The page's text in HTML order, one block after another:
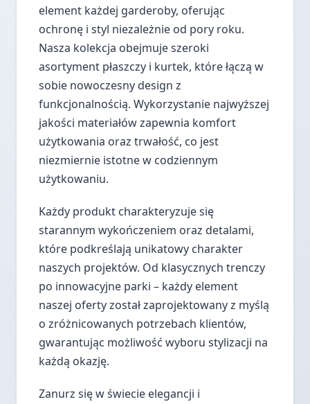
element każdej garderoby, oferując
ochronę i styl niezależnie od pory roku.
Nasza kolekcja obejmuje szeroki
asortyment płaszczy i kurtek, które łączą w
sobie nowoczesny design z
funkcjonalnością. Wykorzystanie najwyższej
jakości materiałów zapewnia komfort
użytkowania oraz trwałość, co jest
niezmiernie istotne w codziennym
użytkowaniu.
Każdy produkt charakteryzuje się
starannym wykończeniem oraz detalami,
które podkreślają unikatowy charakter
naszych projektów. Od klasycznych trenczy
po innowacyjne parki – każdy element
naszej oferty został zaprojektowany z myślą
o zróżnicowanych potrzebach klientów,
gwarantując możliwość wyboru stylizacji na
każdą okazję.
Zanurz się w świecie elegancji i